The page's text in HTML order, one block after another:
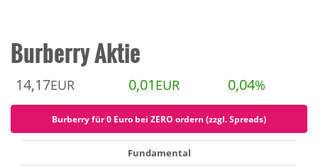
Burberry Aktie
14,17EUR 0,01 EUR 0,04%
Burberry für 0 Euro bei ZERO ordern (zzgl. Spreads)
Fundamental